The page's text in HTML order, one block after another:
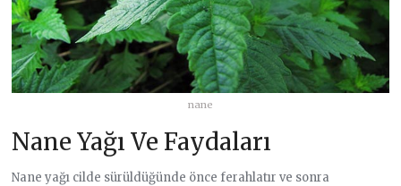
nane
Nane Yağı Ve Faydaları
Nane yağı cilde sürüldüğünde önce ferahlatır ve sonra